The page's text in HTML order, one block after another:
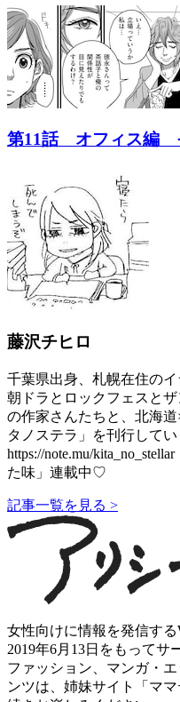
第11話 オフィス編
藤沢チヒロ
千葉県出身、札幌在住の
朝ドラとロックフェスと
の作家さんたちと、北海
タノステラ」を刊行してい
https://note.mu/
た味」連載中♡
記事一覧を見る >
女性向けに情報を発信する
2019年6月13日をもって
ファッション、マンガ・
ンツは、姉妹サイト「マ